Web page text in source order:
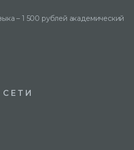
– 1 500 рублей академический